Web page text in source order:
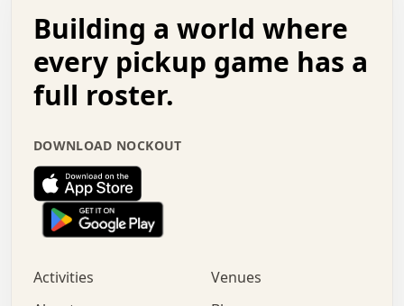
.   .   .   .   .   .   .   .   .   .   .   :   .
.   .   .   .   +   .   .   .   .   .   .   .   +
.   :   .   .   .   .   .   .   .   .   o   .   .
.   .   x   .   .   .   .   .   .   :   .   .   o
.   .   .   .   :   .   .   .   .   o   .   .   .
.   .   .   .   .   .   .   :   .   .   .   .   .
.   .   .   .   .   .   .   +   .   .   x   .   .
.   .   .   .   .   :   +   .   .   .   .   .   o
.   .   .   .   .   .   .   .   .   .   .   .   .
.   .   :   o   .   .   .   .   .   .   .   +   .
.   o   .   .   .   .   x   .   .   .   .   .   .
+   .   o   .   .   .   .   o   .   .   .   .
Building a world where
every pickup game has a
full roster.
DOWNLOAD NOCKOUT
Activities
Venues